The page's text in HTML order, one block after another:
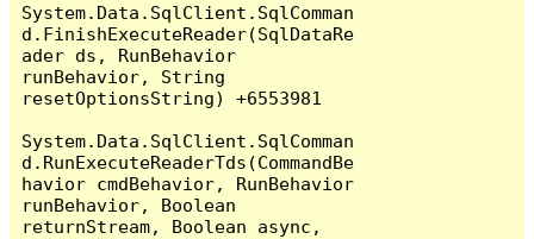
System.Data.SqlClient.SqlComman
d.FinishExecuteReader(SqlDataRe
ader ds, RunBehavior
runBehavior, String
resetOptionsString) +6553981
System.Data.SqlClient.SqlComman
d.RunExecuteReaderTds(CommandBe
havior cmdBehavior, RunBehavior
runBehavior, Boolean
returnStream, Boolean async,